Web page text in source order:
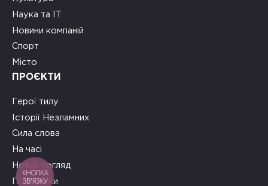
Наука та ІТ
Новини компаній
Спорт
Місто
ПРОЄКТИ
Герої тилу
Історії Незламних
Сила слова
На часі
Новий погляд
Подружки
КНОПКА
ЗВ'ЯЗКУ